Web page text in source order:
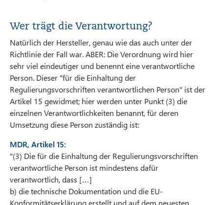
Wer trägt die Verantwortung?
Natürlich der Hersteller, genau wie das auch unter der
Richtlinie der Fall war. ABER: Die Verordnung wird hier
sehr viel eindeutiger und benennt eine verantwortliche
Person. Dieser "für die Einhaltung der
Regulierungsvorschriften verantwortlichen Person" ist der
Artikel 15 gewidmet; hier werden unter Punkt (3) die
einzelnen Verantwortlichkeiten benannt, für deren
Umsetzung diese Person zuständig ist:
MDR, Artikel 15:
"(3) Die für die Einhaltung der Regulierungsvorschriften
verantwortliche Person ist mindestens dafür
verantwortlich, dass […]
b) die technische Dokumentation und die EU-
Konformitätserklärung erstellt und auf dem neuesten